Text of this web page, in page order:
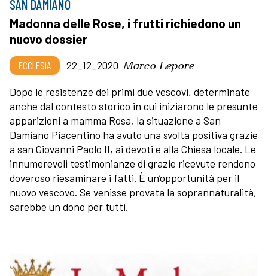
SAN DAMIANO
Madonna delle Rose, i frutti richiedono un
nuovo dossier
ECCLESIA 22_12_2020 Marco Lepore
Dopo le resistenze dei primi due vescovi, determinate
anche dal contesto storico in cui iniziarono le presunte
apparizioni a mamma Rosa, la situazione a San
Damiano Piacentino ha avuto una svolta positiva grazie
a san Giovanni Paolo II, ai devoti e alla Chiesa locale. Le
innumerevoli testimonianze di grazie ricevute rendono
doveroso riesaminare i fatti. È un’opportunità per il
nuovo vescovo. Se venisse provata la soprannaturalità,
sarebbe un dono per tutti.